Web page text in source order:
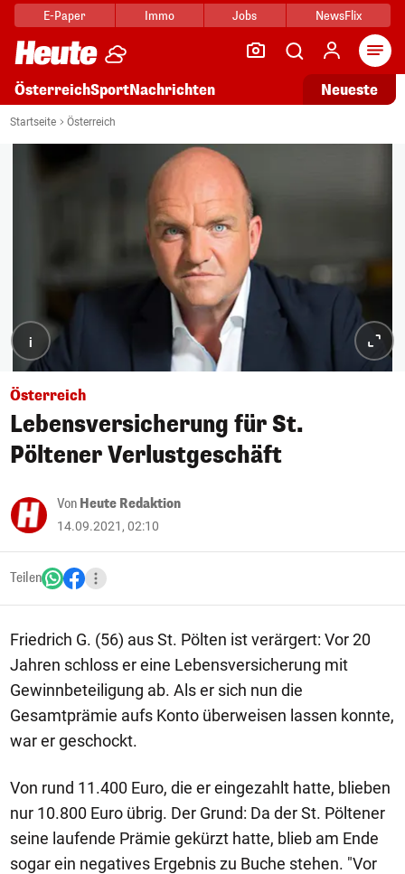
E-Paper Immo Jobs NewsFlix
ÖsterreichSportNachrichten Neueste
Startseite Österreich
i
Österreich
Lebensversicherung für St.
Pöltener Verlustgeschäft
Von Heute Redaktion
14.09.2021, 02:10
Teilen
Friedrich G. (56) aus St. Pölten ist verärgert: Vor 20
Jahren schloss er eine Lebensversicherung mit
Gewinnbeteiligung ab. Als er sich nun die
Gesamtprämie aufs Konto überweisen lassen konnte,
war er geschockt.
Von rund 11.400 Euro, die er eingezahlt hatte, blieben
nur 10.800 Euro übrig. Der Grund: Da der St. Pöltener
seine laufende Prämie gekürzt hatte, blieb am Ende
sogar ein negatives Ergebnis zu Buche stehen. "Vor